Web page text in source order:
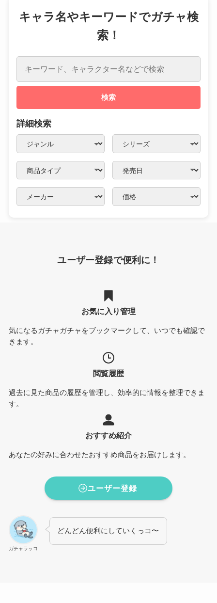
キャラ名やキーワードでガチャ検
索！
検索
詳細検索
ユーザー登録で便利に！
お気に入り管理
気になるガチャガチャをブックマークして、いつでも確認で
きます。
閲覧履歴
過去に見た商品の履歴を管理し、効率的に情報を整理できま
す。
おすすめ紹介
あなたの好みに合わせたおすすめ商品をお届けします。
ユーザー登録
ガチャラッコ
どんどん便利にしていくっコ〜